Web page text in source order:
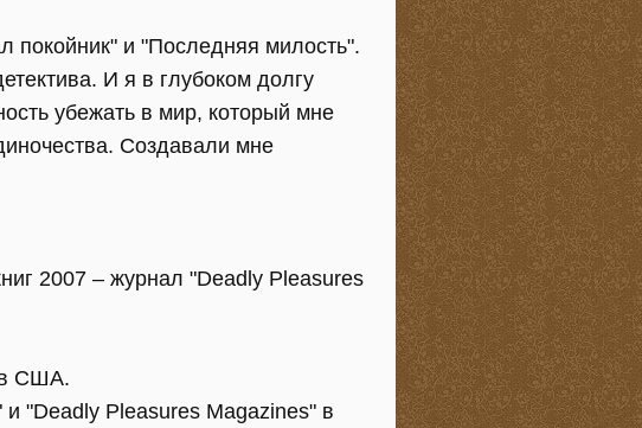
покойник" и "Последняя милость".
И я в глубоком долгу
убежать в мир, который мне
Создавали мне
2007 – журнал "Deadly Pleasures
в США.
"Deadly Pleasures Magazines" в